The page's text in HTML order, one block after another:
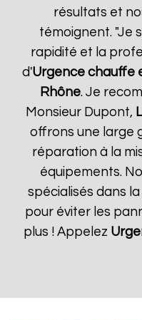
résultats et
témoignent. "Je
rapidité et la
d'Urgence chauffe
Rhône. Je
Monsieur Dupont,
offrons une large
réparation à la
équipements.
spécialisés dans
pour éviter les
plus ! Appelez